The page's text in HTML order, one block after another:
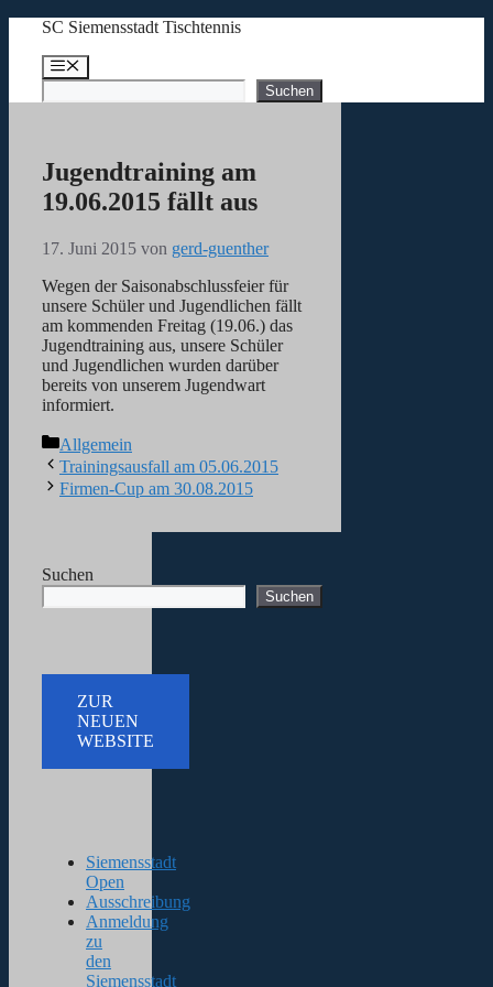
springen
SC Siemensstadt Tischtennis
Menü
Suchen Suchen
Jugendtraining am
19.06.2015 fällt aus
17. Juni 2015 von gerd-guenther
Wegen der Saisonabschlussfeier für
unsere Schüler und Jugendlichen fällt
am kommenden Freitag (19.06.) das
Jugendtraining aus, unsere Schüler
und Jugendlichen wurden darüber
bereits von unserem Jugendwart
informiert.
Kategorien
Allgemein
Trainingsausfall am 05.06.2015
Firmen-Cup am 30.08.2015
Suchen
Suchen
ZUR
NEUEN
WEBSITE
Siemensstadt
Open
Ausschreibung
Anmeldung
zu
den
Siemensstadt